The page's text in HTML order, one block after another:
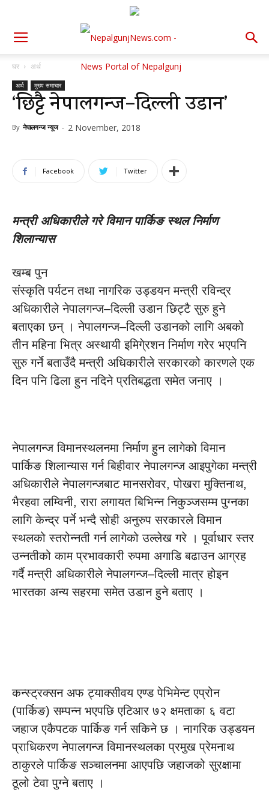
घर अर्थ
अर्थ मुख्य समाचार
‘छिट्टै नेपालगन्ज–दिल्ली उडान’
By नेपालगन्ज न्यूज - 2 November, 2018
Facebook Twitter
मन्त्री अधिकारीले गरे विमान पार्किङ स्थल निर्माण
शिलान्यास
खम्ब पुन
संस्कृति पर्यटन तथा नागरिक उड्डयन मन्त्री रविन्द्र
अधिकारीले नेपालगन्ज–दिल्ली उडान छिट्टै सुरु हुने
बताएका छन् । नेपालगन्ज–दिल्ली उडानको लागि अबको
तीन महिना भित्र अस्थायी इमिगे्रशन निर्माण गरेर भएपनि
सुरु गर्ने बताउँदै मन्त्री अधिकारीले सरकारको कारणले एक
दिन पनि ढिला हुन नदिने प्रतिबद्धता समेत जनाए ।
नेपालगन्ज विमानस्थलनमा निर्माण हुन लागेको विमान
पार्किङ शिलान्यास गर्न बिहीवार नेपालगन्ज आइपुगेका मन्त्री
अधिकारीले नेपालगन्जबाट मानसरोवर, पोखरा मुक्तिनाथ,
भैरहवा लम्विनी, रारा लगायत बिभिन्न निकुञ्जसम्म पुग्नका
लागि केन्द्र पर्ने भन्दै सोही अनुरुप सरकारले विमान
स्थलको स्तरोन्नती गर्न लागेको उल्लेख गरे । पूर्वाधार स्तर
उन्नतीको काम प्रभावकारी रुपमा अगाडि बढाउन आग्रह
गर्दै मन्त्री अधिकारीले नेपालगन्ज–दिल्ली मात्र होइन
भारतका अन्य सहरमा समेत उडान हुने बताए ।
कन्स्ट्रक्सन अफ ट्याक्सीवय एण्ड पेभिमेन्ट एप्रोन
(पार्किङ) सम्पन्न भएपछि एटिआर ७२ क्षमताका ६ वटा
जहाज एकैपटक पार्किङ गर्न सकिने छ । नागरिक उड्डयन
प्राधिकरण नेपालगन्ज विमानस्थलका प्रमुख प्रेमनाथ
ठाकुरले पार्किङ सञ्चालनमा आएपछि जहाजको सुरक्षामा
ठूलो टेवा पुग्ने बताए ।